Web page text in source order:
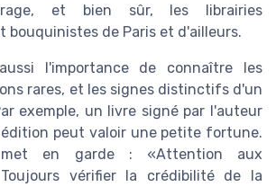
et bien sûr, les librairies
bouquinistes de Paris et d'ailleurs.
l'importance de connaître les
rares, et les signes distinctifs d'un
exemple, un livre signé par l'auteur
édition peut valoir une petite fortune.
met en garde :
Attention aux
vérifier la crédibilité de la